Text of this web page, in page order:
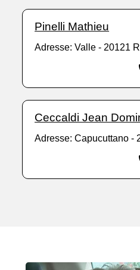
Pinelli Mathieu
Adresse: Valle - 20121
Ceccaldi Jean
Adresse: Capucuttano -